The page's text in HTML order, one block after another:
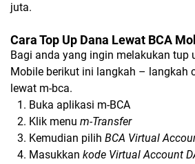
juta.
Cara Top Up Dana Lewat BCA
Bagi anda yang ingin melakukan tup
Mobile berikut ini langkah – langkah
lewat m-bca.
Buka aplikasi m-BCA
Klik menu m-Transfer
Kemudian pilih BCA Virtual
Masukkan kode Virtual Account